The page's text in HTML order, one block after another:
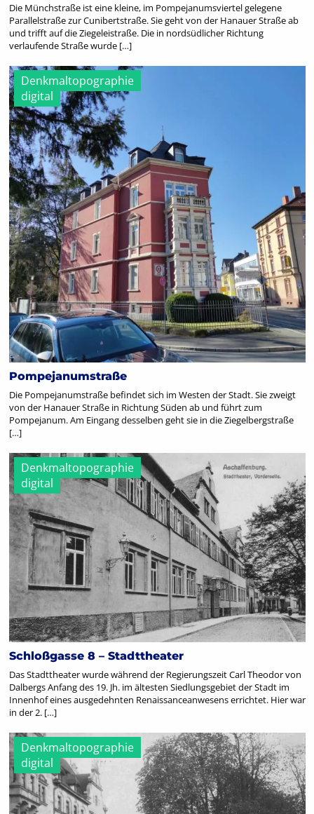
Die Münchstraße ist eine kleine, im Pompejanumsviertel gelegene
Parallelstraße zur Cunibertstraße. Sie geht von der Hanauer Straße ab
und trifft auf die Ziegeleistraße. Die in nordsüdlicher Richtung
verlaufende Straße wurde […]
Denkmaltopographie
digital
Pompejanumstraße
Die Pompejanumstraße befindet sich im Westen der Stadt. Sie zweigt
von der Hanauer Straße in Richtung Süden ab und führt zum
Pompejanum. Am Eingang desselben geht sie in die Ziegelbergstraße
[…]
Denkmaltopographie
digital
Schloßgasse 8 – Stadttheater
Das Stadttheater wurde während der Regierungszeit Carl Theodor von
Dalbergs Anfang des 19. Jh. im ältesten Siedlungsgebiet der Stadt im
Innenhof eines ausgedehnten Renaissanceanwesens errichtet. Hier war
in der 2. […]
Denkmaltopographie
digital